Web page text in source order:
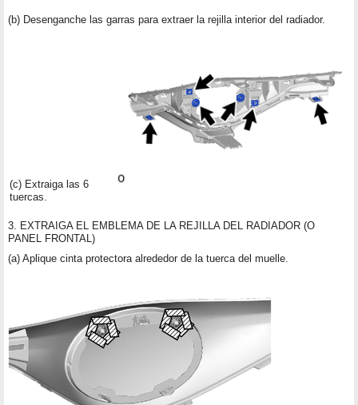
(b) Desenganche las garras para extraer la rejilla interior del radiador.
(c) Extraiga las 6
tuercas.
3. EXTRAIGA EL EMBLEMA DE LA REJILLA DEL RADIADOR (O
PANEL FRONTAL)
(a) Aplique cinta protectora alrededor de la tuerca del muelle.